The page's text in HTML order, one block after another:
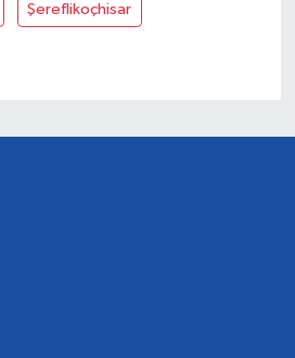
Şereflikoçhisar